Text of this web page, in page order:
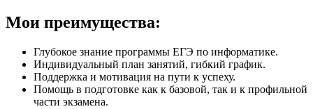
Мои преимущества:
Глубокое знание программы ЕГЭ по информатике.
Индивидуальный план занятий, гибкий график.
Поддержка и мотивация на пути к успеху.
Помощь в подготовке как к базовой, так и к профильной
части экзамена.